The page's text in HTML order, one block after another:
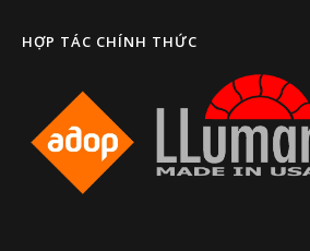
HỢP TÁC CHÍNH THỨC